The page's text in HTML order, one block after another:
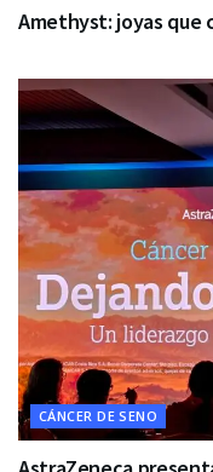
Amethyst: joyas que
CÁNCER DE SENO